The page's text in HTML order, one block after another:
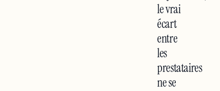
le vrai
écart
entre
les
prestataires
ne se